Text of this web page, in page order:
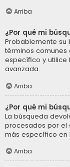
Arriba
¿Por qué mi
Probablemente su
términos comunes
específico y utilice
avanzada.
Arriba
¿Por qué mi
La búsqueda
procesados por el
más específico en
Arriba